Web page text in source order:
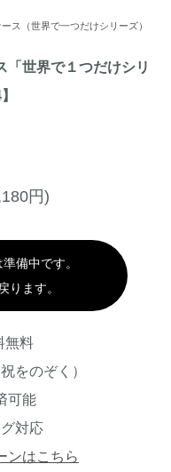
ス（世界で一つだけシリーズ）
「世界で１つだけシリ
円)
備中です。
ります。
無料
をのぞく）
可能
対応
ンはこちら